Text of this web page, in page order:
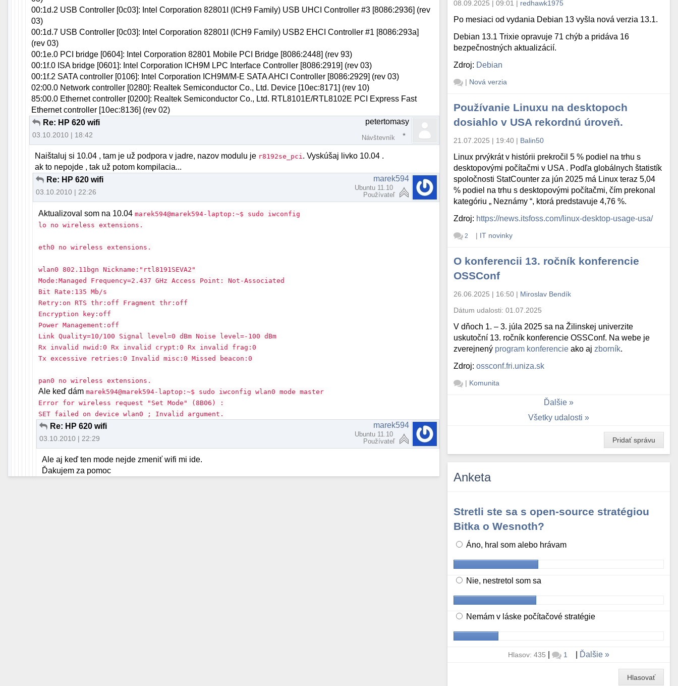
00:1d.2 USB Controller [0c03]: Intel Corporation 82801I (ICH9 Family) USB UHCI Controller #3 [8086:2936] (rev
03)
00:1d.7 USB Controller [0c03]: Intel Corporation 82801I (ICH9 Family) USB2 EHCI Controller #1 [8086:293a]
(rev 03)
00:1e.0 PCI bridge [0604]: Intel Corporation 82801 Mobile PCI Bridge [8086:2448] (rev 93)
00:1f.0 ISA bridge [0601]: Intel Corporation ICH9M LPC Interface Controller [8086:2919] (rev 03)
00:1f.2 SATA controller [0106]: Intel Corporation ICH9M/M-E SATA AHCI Controller [8086:2929] (rev 03)
02:00.0 Network controller [0280]: Realtek Semiconductor Co., Ltd. Device [10ec:8171] (rev 10)
85:00.0 Ethernet controller [0200]: Realtek Semiconductor Co., Ltd. RTL8101E/RTL8102E PCI Express Fast
Ethernet controller [10ec:8136] (rev 02)
Re: HP 620 wifi
03.10.2010 | 18:42
petertomasy
Návštevník
Naištaluj si 10.04 , tam je už podpora v jadre, nazov modulu je r8192se_pci. Vyskúšaj livko 10.04 .
ak to nepojde , tak už potom kompilacia...
Re: HP 620 wifi
03.10.2010 | 22:26
marek594
Ubuntu 11.10
Používateľ
Aktualizoval som na 10.04marek594@marek594-laptop:~$ sudo iwconfig
lo no wireless extensions.
eth0 no wireless extensions.
wlan0 802.11bgn Nickname:"rtl8191SEVA2"
Mode:Managed Frequency=2.437 GHz Access Point: Not-Associated
Bit Rate:135 Mb/s
Retry:on RTS thr:off Fragment thr:off
Encryption key:off
Power Management:off
Link Quality=10/100 Signal level=0 dBm Noise level=-100 dBm
Rx invalid nwid:0 Rx invalid crypt:0 Rx invalid frag:0
Tx excessive retries:0 Invalid misc:0 Missed beacon:0
pan0 no wireless extensions.
Ale keď dámmarek594@marek594-laptop:~$ sudo iwconfig wlan0 mode master
Error for wireless request "Set Mode" (8B06) :
SET failed on device wlan0 ; Invalid argument.
Re: HP 620 wifi
03.10.2010 | 22:29
marek594
Ubuntu 11.10
Používateľ
Ale aj keď ten mode nejde zmeniť wifi mi ide.
Ďakujem za pomoc
08.09.2025 | 09:01 | redhawk1975
Po mesiaci od vydania Debian 13 vyšla nová verzia 13.1.
Debian 13.1 Trixie opravuje 71 chýb a pridáva 16
bezpečnostných aktualizácií.
Zdroj: Debian
| Nová verzia
Používanie Linuxu na desktopoch
dosiahlo v USA rekordnú úroveň.
21.07.2025 | 19:40 | Balin50
Linux prvýkrát v histórii prekročil 5 % podiel na trhu s
desktopovými počítačmi v USA . Podľa globálnych štatistík
spoločnosti StatCounter za jún 2025 má Linux teraz 5,04
% podiel na trhu s desktopovými počítačmi, čím prekonal
kategóriu „ Neznámy “, ktorá predstavuje 4,76 %.
Zdroj: https://news.itsfoss.com/linux-desktop-usage-usa/
2 | IT novinky
O konferencii 13. ročník konferencie
OSSConf
26.06.2025 | 16:50 | Miroslav Bendík
Dátum udalosti:01.07.2025
V dňoch 1. – 3. júla 2025 sa na Žilinskej univerzite
uskutoční 13. ročník konferencie OSSConf. Na webe je
zverejnený program konferencie ako aj zborník.
Zdroj:ossconf.fri.uniza.sk
| Komunita
Ďalšie
Všetky udalosti
Pridať správu
Anketa
Stretli ste sa s open-source stratégiou
Bitka o Wesnoth?
Áno, hral som alebo hrávam
Nie, nestretol som sa
Nemám v láske počítačové stratégie
Hlasov: 435 | 1 Ďalšie
Hlasovať